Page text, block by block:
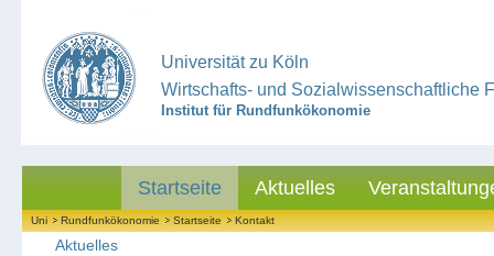
Universität zu Köln
Wirtschafts- und Sozialwissenschaftliche
Institut für Rundfunkökonomie
Startseite Aktuelles
Uni Rundfunkökonomie Startseite Kontakt
Aktuelles